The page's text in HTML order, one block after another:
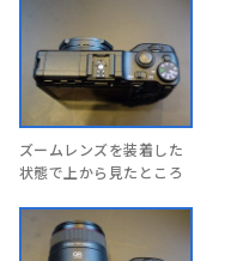
ズームレンズを装着した
状態で上から見たところ